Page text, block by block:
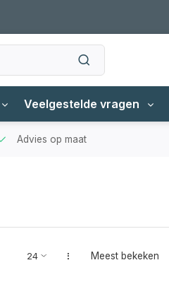
Veelgestelde vragen
Advies op maat
Meest bekeken